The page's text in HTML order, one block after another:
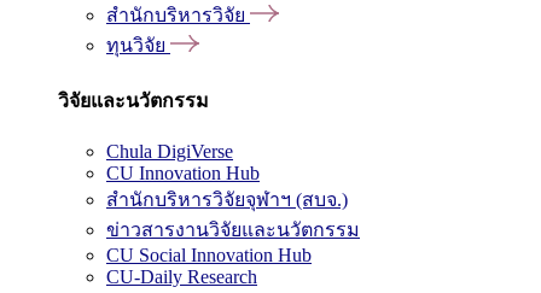
สำนักบริหารวิจัย
ทุนวิจัย
วิจัยและนวัตกรรม
Chula DigiVerse
CU Innovation Hub
สำนักบริหารวิจัยจุฬาฯ (สบจ.)
ข่าวสารงานวิจัยและนวัตกรรม
CU Social Innovation Hub
CU-Daily Research